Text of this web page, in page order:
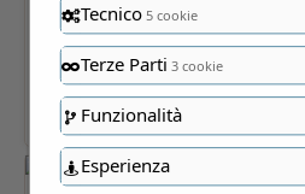
Tecnico5 cookie
Terze Parti 3 cookie
Funzionalità
Esperienza